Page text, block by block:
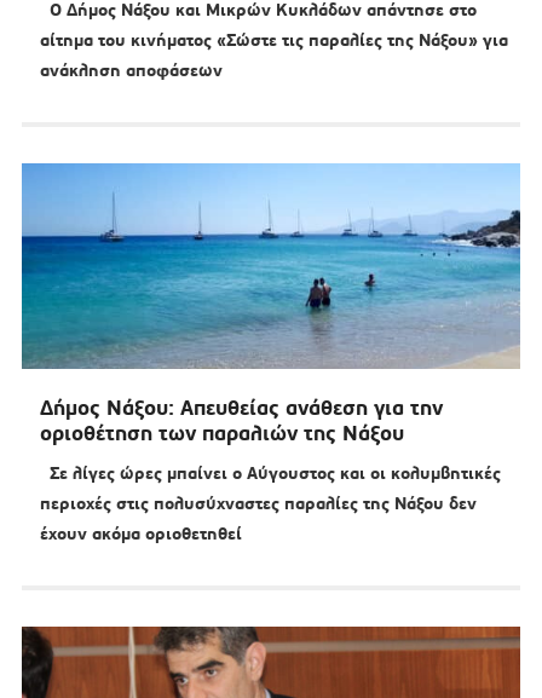
Ο Δήμος Νάξου και Μικρών Κυκλάδων απάντησε στο
αίτημα του κινήματος «Σώστε τις παραλίες της Νάξου» για
ανάκληση αποφάσεων
Δήμος Νάξου: Απευθείας ανάθεση για την
οριοθέτηση των παραλιών της Νάξου
Σε λίγες ώρες μπαίνει ο Αύγουστος και οι κολυμβητικές
περιοχές στις πολυσύχναστες παραλίες της Νάξου δεν
έχουν ακόμα οριοθετηθεί